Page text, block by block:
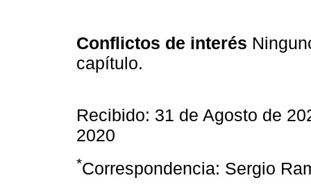
Conflictos de interés
capítulo.
Recibido: 31 de Agosto de
2020
*Correspondencia: Sergio